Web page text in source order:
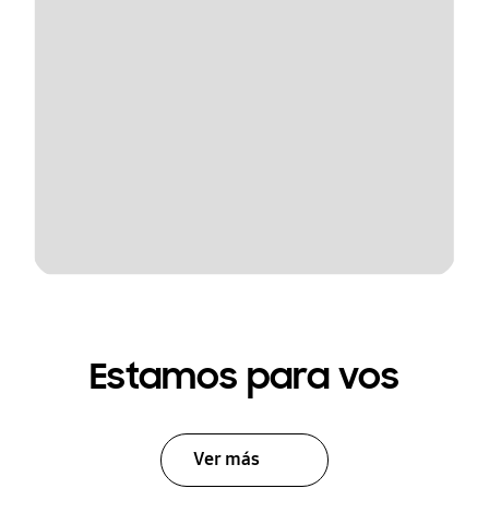
Estamos para vos
Ver más